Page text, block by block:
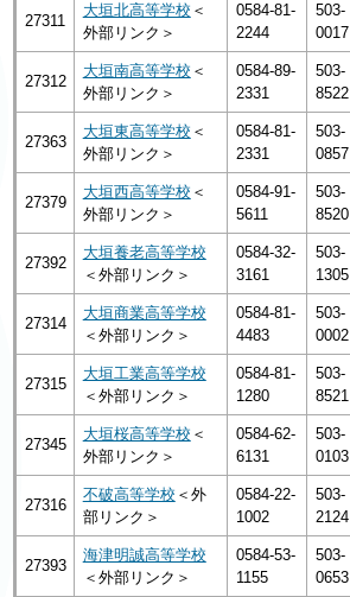
27311
大垣北高等学校 ＜
外部リンク＞
0584-81-
2244
503-
0017
27312
大垣南高等学校 ＜
外部リンク＞
0584-89-
2331
503-
8522
27363
大垣東高等学校 ＜
外部リンク＞
0584-81-
2331
503-
0857
27379
大垣西高等学校 ＜
外部リンク＞
0584-91-
5611
503-
8520
27392
大垣養老高等学校
＜外部リンク＞
0584-32-
3161
503-
1305
27314
大垣商業高等学校
＜外部リンク＞
0584-81-
4483
503-
0002
27315
大垣工業高等学校
＜外部リンク＞
0584-81-
1280
503-
8521
27345
大垣桜高等学校 ＜
外部リンク＞
0584-62-
6131
503-
0103
27316
不破高等学校 ＜外
部リンク＞
0584-22-
1002
503-
2124
27393
海津明誠高等学校
＜外部リンク＞
0584-53-
1155
503-
0653